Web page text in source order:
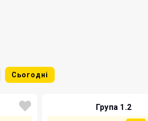
Сьогодні
Група 1.2